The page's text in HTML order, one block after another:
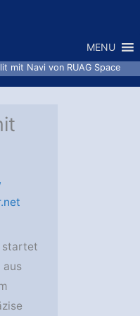
MENU
mit Navi von RUAG Space
startet
aus